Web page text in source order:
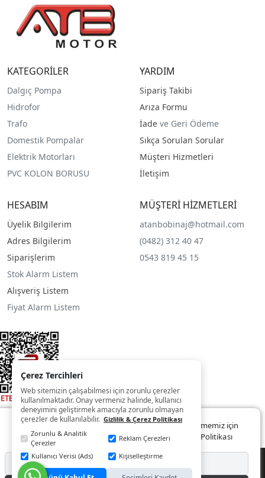
Web sitemizde size daha iyi ve kaliteli hizmet sunabilmemiz için
çerezler kullanılmaktadır. Detaylar:Gizlilik ve Çerez Politikası
Reddet
KATEGORİLER
Dalgıç Pompa
Hidrofor
Trafo
Domestik Pompalar
Elektrik Motorları
PVC KOLON BORUSU
YARDIM
Sipariş Takibi
Arıza Formu
İade ve Geri Ödeme
Sıkça Sorulan Sorular
Müşteri Hizmetleri
İletişim
HESABIM
Üyelik Bilgilerim
Adres Bilgilerim
Siparişlerim
Stok Alarm Listem
Alışveriş Listem
Fiyat Alarm Listem
MÜŞTERİ HİZMETLERİ
atanbobinaj@hotmail.com
(0482) 312 40 47
0543 819 45 15
© Copyright 2022 - 2025
Çerez Tercihleri
Web sitemizin çalışabilmesi için zorunlu çerezler
kullanılmaktadır. Onay vermeniz halinde, kullanıcı
deneyimini geliştirmek amacıyla zorunlu olmayan
çerezler de kullanılabilir. Gizlilik & Çerez Politikası
Zorunlu & Analitik
Çerezler
Reklam Çerezleri
Kullanıcı Verisi (Ads)
Kişiselleştirme